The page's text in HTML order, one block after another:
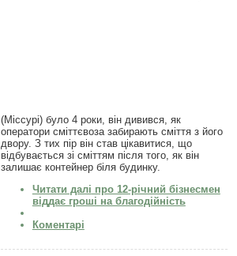
(Міссурі) було 4 роки, він дивився, як
оператори сміттєвоза забирають сміття з його
двору. З тих пір він став цікавитися, що
відбувається зі сміттям після того, як він
залишає контейнер біля будинку.
Читати далі про 12-річний бізнесмен
віддає гроші на благодійність
Коментарі